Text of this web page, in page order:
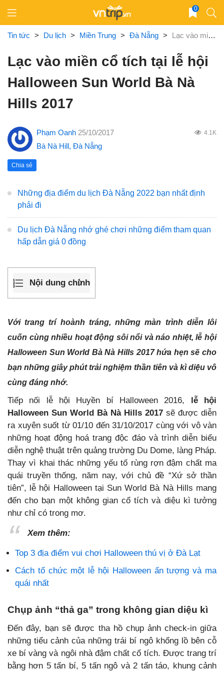
content
0
Tin tức > Du lịch > Miền Trung > Đà Nẵng > Lạc vào miền cổ tích tại lễ hội Halloween Sun World Bà Nà Hills 2017
Lạc vào miền cổ tích tại lễ hội
Halloween Sun World Bà Nà
Hills 2017
Phạm Oanh 25/10/2017 4.1K
Bà Nà Hill, Đà Nẵng
Chia sẻ
Những địa điểm du lịch Đà Nẵng 2022 bạn nhất định
phải đi
Du lịch Đà Nẵng nhớ ghé chơi những điểm tham quan
hấp dẫn giá 0 đồng
Nội dung chính
Với trang trí hoành tráng, những màn trình diễn lôi
cuốn cùng nhiều hoạt động sôi nổi và náo nhiệt,lễ hội
Halloween Sun World Bà Nà Hills 2017hứa hẹn sẽ cho
bạn những giây phút trải nghiệm thần tiên và kì diệu vô
cùng đáng nhớ.
Tiếp nối lễ hội Huyền bí Halloween 2016, lễ hội
Halloween Sun World Bà Nà Hills 2017 sẽ được diễn
ra xuyên suốt từ 01/10 đến 31/10/2017 cùng với vô vàn
những hoạt động hoá trang độc đáo và trình diễn biểu
diễn nghệ thuật trên quảng trường Du Dome, làng Pháp.
Thay vì khai thác những yếu tố rùng rợn đậm chất ma
quái truyền thống, năm nay, với chủ đề “Xứ sở thần
tiên”, lễ hội Halloween tại Sun World Bà Nà Hills mang
đến cho bạn một không gian cổ tích và diệu kì tưởng
như chỉ có trong mơ.
Xem thêm:
Top 3 địa điểm vui chơi Halloween thú vị ở Đà Lạt
Cách tổ chức một lễ hội Halloween ấn tượng và ma
quái nhất
Chụp ảnh “thả ga” trong không gian diệu kì
Đến đây, bạn sẽ được tha hồ chụp ảnh check-in giữa
những tiểu cảnh của những trái bí ngô khổng lồ bên cỗ
xe bí vàng và ngôi nhà đậm chất cổ tích. Được trang trí
bằng hơn 5 tấn bí, 5 tấn ngô và 2 tấn táo, khung cảnh